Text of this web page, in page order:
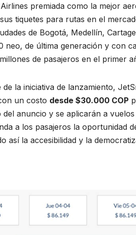
premiada como la mejor
tiquetes para rutas en el
de Bogotá, Medellín,
neo, de última generación y con
de pasajeros en el primer
de la iniciativa de lanzamiento,
un costo desde $30.000 COP
del anuncio y se aplicarán a
a los pasajeros la oportunidad
así la accesibilidad y la